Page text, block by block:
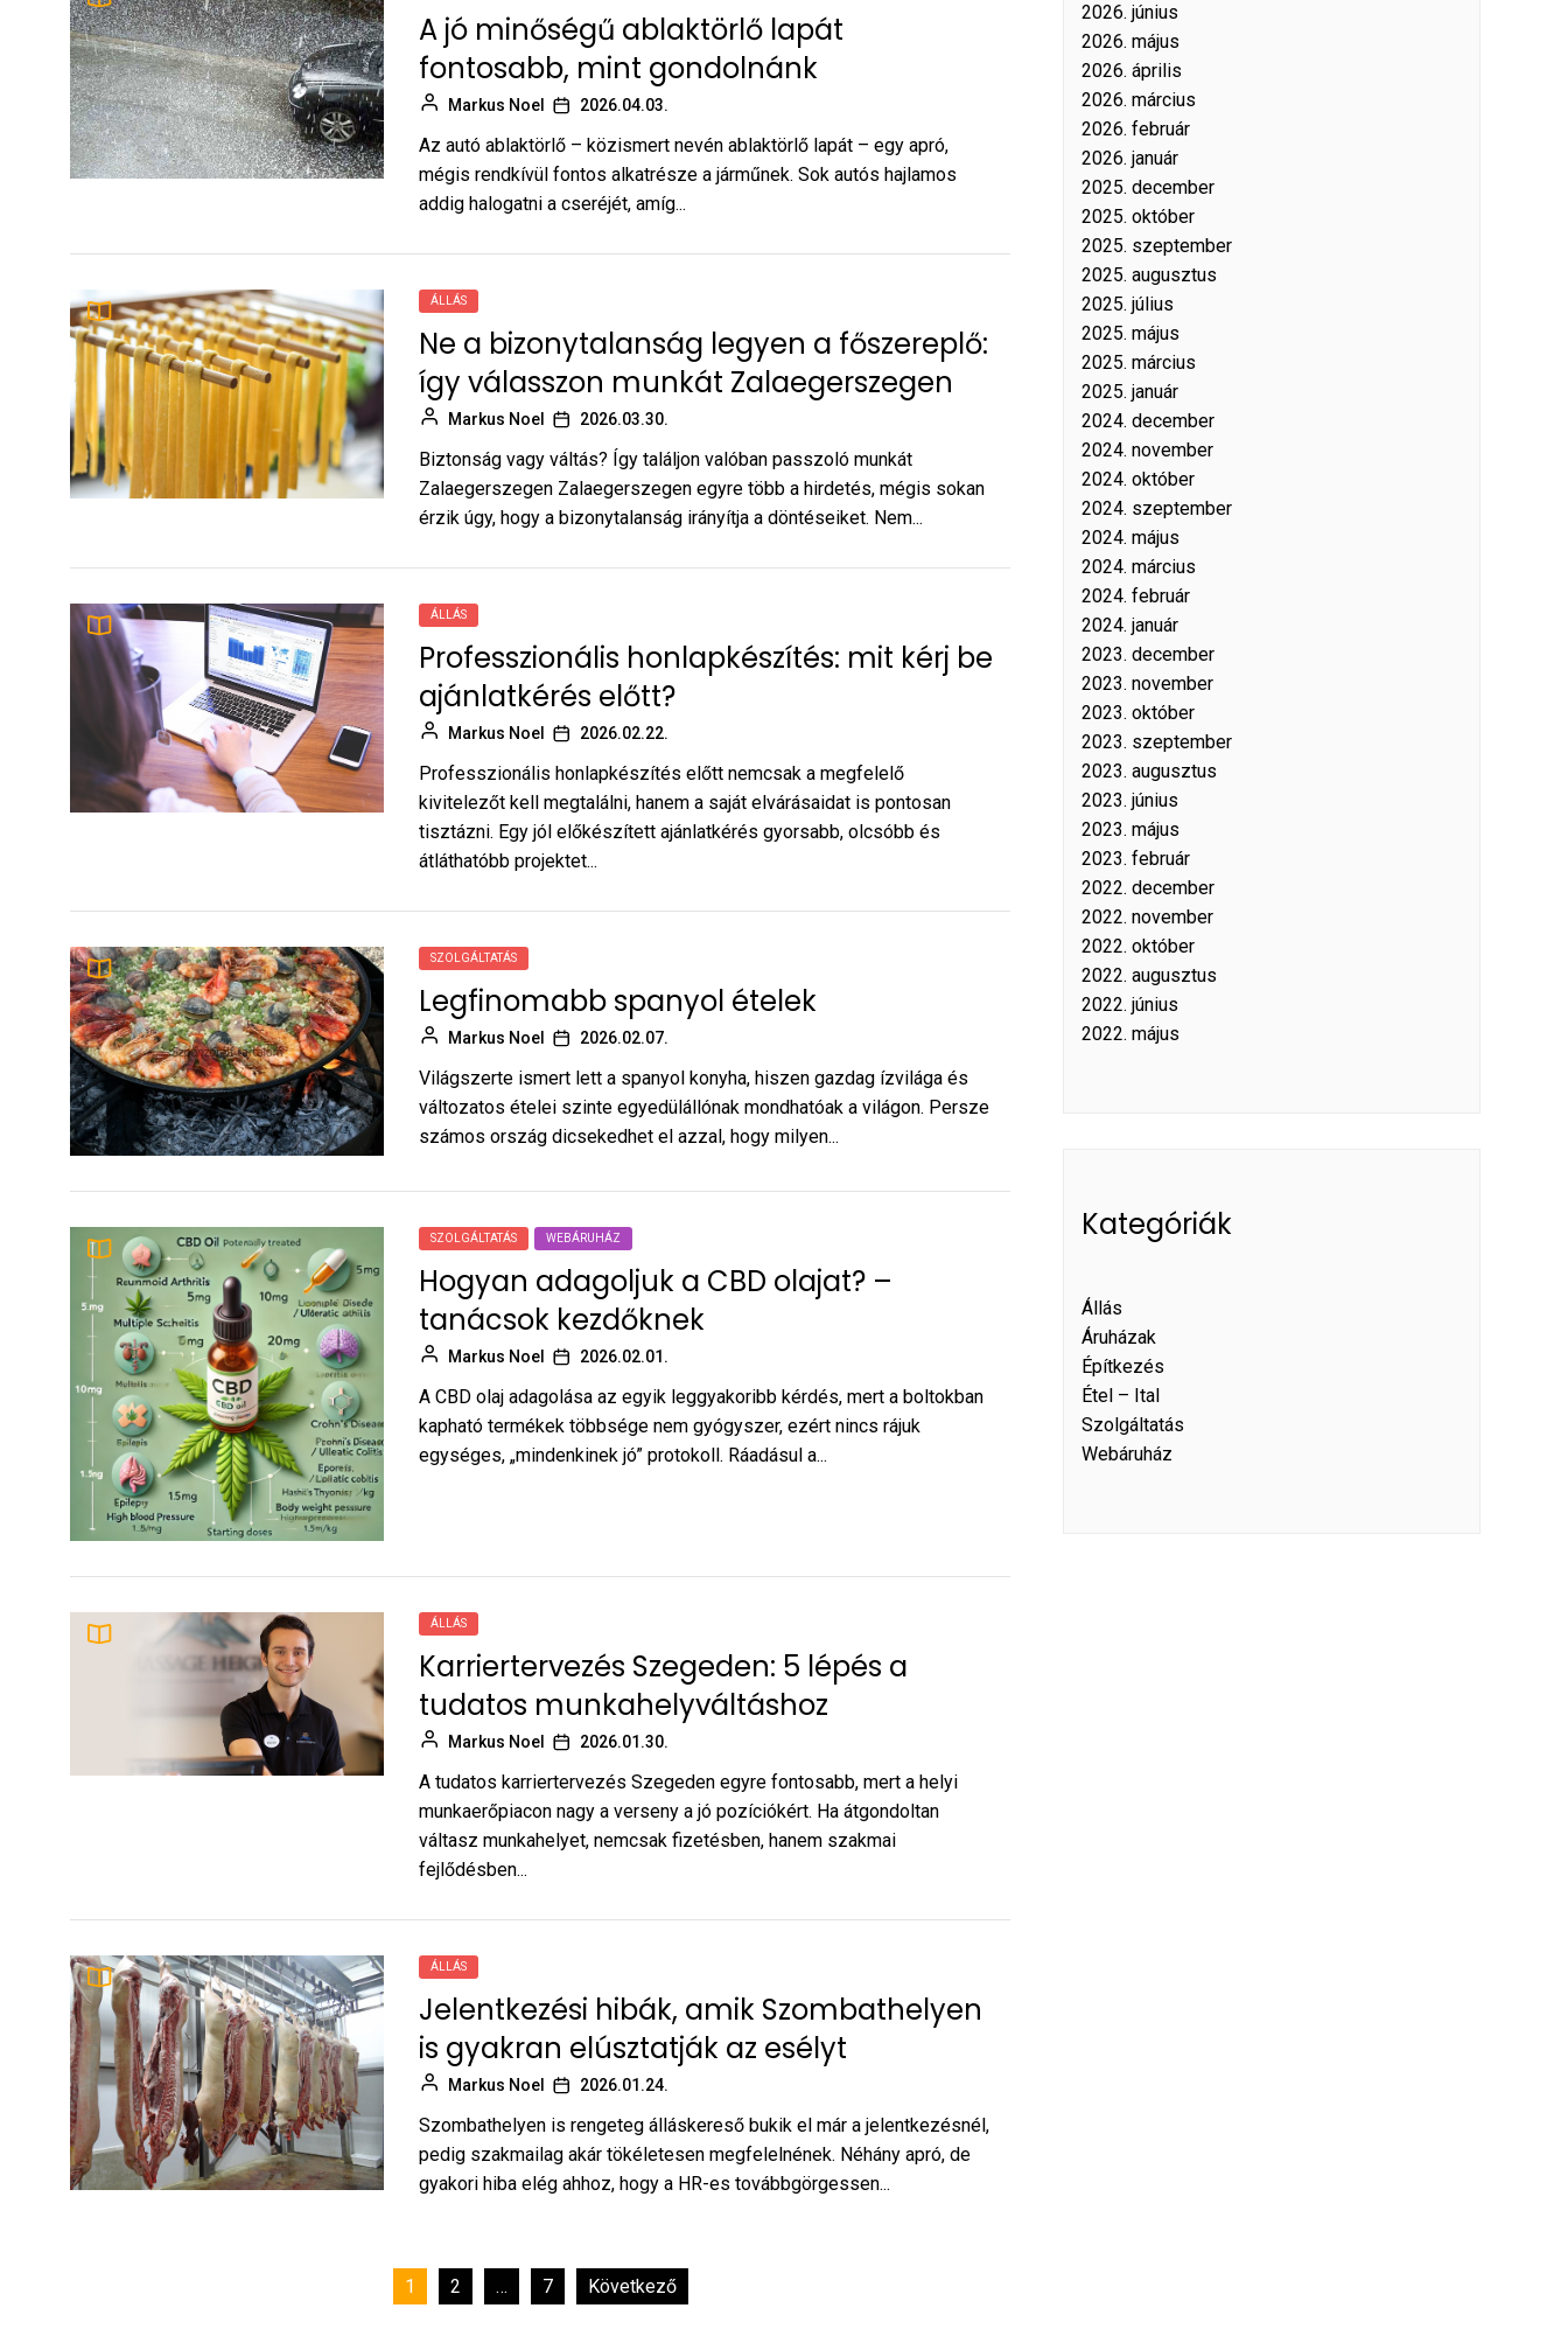
A jó minőségű ablaktörlő lapát
fontosabb, mint gondolnánk
Markus Noel 2026.04.03.
Az autó ablaktörlő – közismert nevén ablaktörlő lapát – egy apró,
mégis rendkívül fontos alkatrésze a járműnek. Sok autós hajlamos
addig halogatni a cseréjét, amíg...
ÁLLÁS
Ne a bizonytalanság legyen a főszereplő:
így válasszon munkát Zalaegerszegen
Markus Noel 2026.03.30.
Biztonság vagy váltás? Így találjon valóban passzoló munkát
Zalaegerszegen Zalaegerszegen egyre több a hirdetés, mégis sokan
érzik úgy, hogy a bizonytalanság irányítja a döntéseiket. Nem...
ÁLLÁS
Professzionális honlapkészítés: mit kérj be
ajánlatkérés előtt?
Markus Noel 2026.02.22.
Professzionális honlapkészítés előtt nemcsak a megfelelő
kivitelezőt kell megtalálni, hanem a saját elvárásaidat is pontosan
tisztázni. Egy jól előkészített ajánlatkérés gyorsabb, olcsóbb és
átláthatóbb projektet...
SZOLGÁLTATÁS
Legfinomabb spanyol ételek
Markus Noel 2026.02.07.
Világszerte ismert lett a spanyol konyha, hiszen gazdag ízvilága és
változatos ételei szinte egyedülállónak mondhatóak a világon. Persze
számos ország dicsekedhet el azzal, hogy milyen...
SZOLGÁLTATÁS WEBÁRUHÁZ
Hogyan adagoljuk a CBD olajat? –
tanácsok kezdőknek
Markus Noel 2026.02.01.
A CBD olaj adagolása az egyik leggyakoribb kérdés, mert a boltokban
kapható termékek többsége nem gyógyszer, ezért nincs rájuk
egységes, „mindenkinek jó” protokoll. Ráadásul a...
ÁLLÁS
Karriertervezés Szegeden: 5 lépés a
tudatos munkahelyváltáshoz
Markus Noel 2026.01.30.
A tudatos karriertervezés Szegeden egyre fontosabb, mert a helyi
munkaerőpiacon nagy a verseny a jó pozíciókért. Ha átgondoltan
váltasz munkahelyet, nemcsak fizetésben, hanem szakmai
fejlődésben...
ÁLLÁS
Jelentkezési hibák, amik Szombathelyen
is gyakran elúsztatják az esélyt
Markus Noel 2026.01.24.
Szombathelyen is rengeteg álláskereső bukik el már a jelentkezésnél,
pedig szakmailag akár tökéletesen megfelelnének. Néhány apró, de
gyakori hiba elég ahhoz, hogy a HR-es továbbgörgessen...
1 2 … 7 Következő
2026. június
2026. május
2026. április
2026. március
2026. február
2026. január
2025. december
2025. október
2025. szeptember
2025. augusztus
2025. július
2025. május
2025. március
2025. január
2024. december
2024. november
2024. október
2024. szeptember
2024. május
2024. március
2024. február
2024. január
2023. december
2023. november
2023. október
2023. szeptember
2023. augusztus
2023. június
2023. május
2023. február
2022. december
2022. november
2022. október
2022. augusztus
2022. június
2022. május
Kategóriák
Állás
Áruházak
Építkezés
Étel – Ital
Szolgáltatás
Webáruház